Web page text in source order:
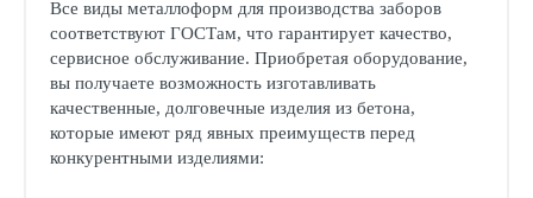
Все виды металлоформ для производства заборов
соответствуют ГОСТам, что гарантирует качество,
сервисное обслуживание. Приобретая оборудование,
вы получаете возможность изготавливать
качественные, долговечные изделия из бетона,
которые имеют ряд явных преимуществ перед
конкурентными изделиями: